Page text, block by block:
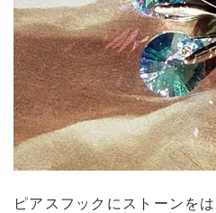
ピアスフックにストーンを